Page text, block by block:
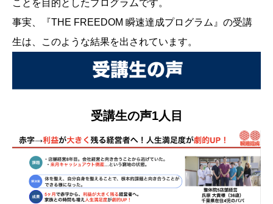
ことを目的としたプログラムです。
事実、『THE FREEDOM 瞬速達成プログラム』の受講
生は、このような結果を出されています。
受講生の声1人目